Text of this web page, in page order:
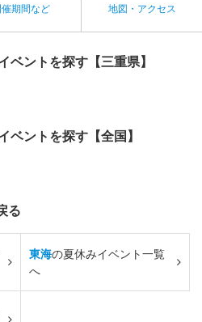
期間など 地図・アクセス
ベントを探す【三重県】
ベントを探す【全国】
る
東海の夏休みイベント一覧
へ